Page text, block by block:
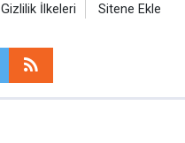
Gizlilik İlkeleri Sitene Ekle